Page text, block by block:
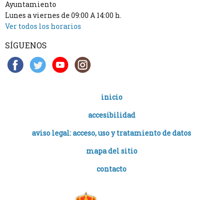
Ayuntamiento
Lunes a viernes de 09:00 A 14:00 h.
Ver todos los horarios
SÍGUENOS
inicio
accesibilidad
aviso legal: acceso, uso y tratamiento de datos
mapa del sitio
contacto